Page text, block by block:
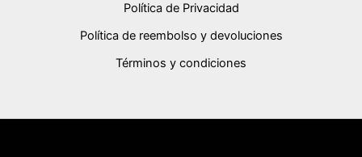
Política de Privacidad
Política de reembolso y devoluciones
Términos y condiciones